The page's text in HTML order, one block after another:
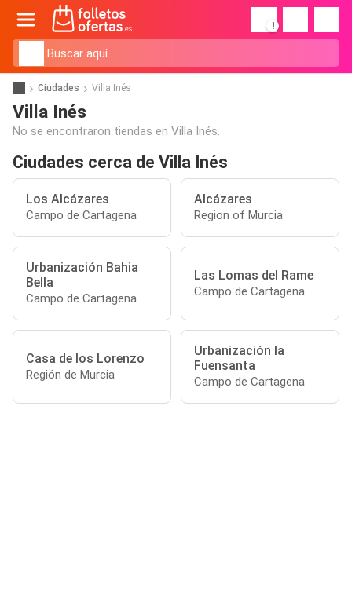
!
Ciudades Villa Inés
Villa Inés
No se encontraron tiendas en Villa Inés.
Ciudades cerca de Villa Inés
Los Alcázares
Campo de Cartagena
Alcázares
Region of Murcia
Urbanización Bahia
Bella
Campo de Cartagena
Las Lomas del Rame
Campo de Cartagena
Casa de los Lorenzo
Región de Murcia
Urbanización la
Fuensanta
Campo de Cartagena